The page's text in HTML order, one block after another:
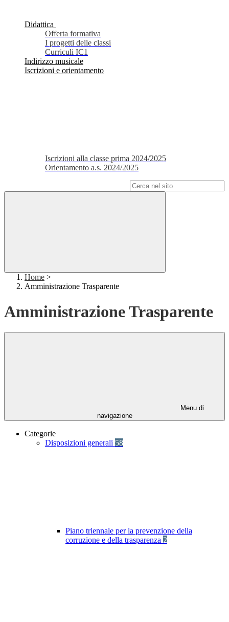
Didattica
Offerta formativa
I progetti delle classi
Curriculi IC1
Indirizzo musicale
Iscrizioni e orientamento
Iscrizioni alla classe prima 2024/2025
Orientamento a.s. 2024/2025
Home >
Amministrazione Trasparente
Amministrazione Trasparente
Menu di
navigazione
Categorie
Disposizioni generali 58
Piano triennale per la prevenzione della
corruzione e della trasparenza 2